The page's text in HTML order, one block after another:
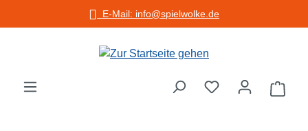
Zum Hauptinhalt springenE-Mail: info@spielwolke.de